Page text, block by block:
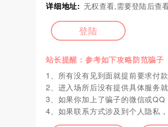
详细地址: 无权查看,需要登陆后查
登陆
站长提醒：参考如下攻略防范骗子
1、所有没有见到面就提前要求付
2、进入场所后没有提供具体服务
3、如果你加上了骗子的微信或
4、如果联系方式涉及到个人隐私